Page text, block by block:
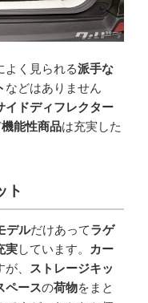
よく見られる派手な
などはありません
イドディフレクター
機能性商品は充実した
ト
デルだけあってラゲ
実しています。
カー
、
ストレージキッ
ペースの荷物をまと